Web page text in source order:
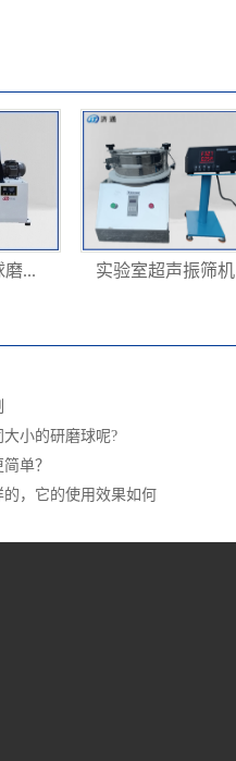
磨... 实验室超声振筛机
小的研磨球呢?
单？
，它的使用效果如何